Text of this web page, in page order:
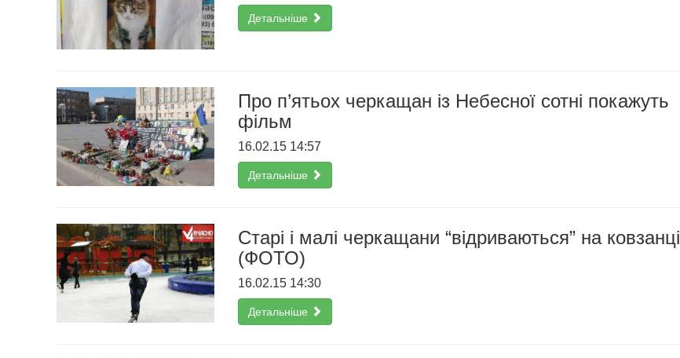
Детальніше
Про п’ятьох черкащан із Небесної сотні покажуть
фільм
16.02.15 14:57
Детальніше
Старі і малі черкащани “відриваються” на ковзанці
(ФОТО)
16.02.15 14:30
Детальніше